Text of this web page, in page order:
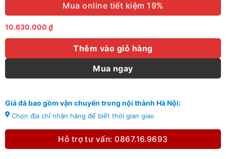
Mua online tiết kiệm 19%
10.630.000 ₫
Thêm vào giỏ hàng
Mua ngay
Giá đã bao gồm vận chuyển trong nội thành Hà Nội:
Chọn địa chỉ nhận hàng để biết thời gian giao
Hỗ trợ tư vấn: 0867.16.9693